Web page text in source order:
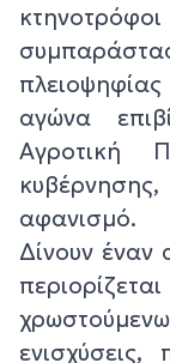
αγώνα
Αγροτική
αφανισμό.
Δίνουν έναν